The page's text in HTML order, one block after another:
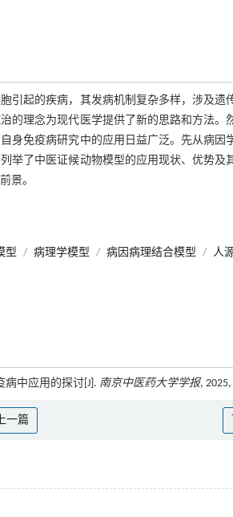
引起的疾病，其发病机制复杂多样，涉及
的理念为现代医学提供了新的思路和方法
身免疫病研究中的应用日益广泛。先从病
举了中医证候动物模型的应用现状、优势
景。
型 / 病理学模型 / 病因病理结合模型 / 人
病中应用的探讨[J]. 南京中医药大学学报,
一篇